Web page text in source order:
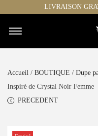
LIVRAISON
Accueil / BOUTIQUE / Dupe
Inspiré de Crystal Noir Femme
PRECEDENT